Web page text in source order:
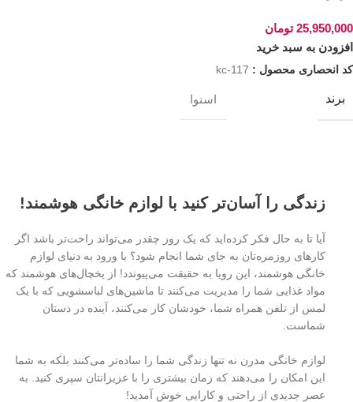
25,950,000 تومان
افزودن به سبد خرید
کد انحصاری محصول : kc-117
برند اسنوا
زندگی را آسان‌تر کنید با لوازم خانگی هوشمند!
آیا تا به حال فکر کرده‌اید که یک روز چقدر می‌تواند راحت‌تر باشد اگر
کارهای روزمره‌تان به جای شما انجام شود؟ با ورود به دنیای لوازم
خانگی هوشمند، این رویا به حقیقت می‌پیوندد! از یخچال‌های هوشمند که
مواد غذایی شما را مدیریت می‌کنند تا ماشین‌های لباسشویی که با یک
لمس از تلفن همراه شما، خودشان کار می‌کنند، آینده در دستان
شماست.
لوازم خانگی مدرن نه تنها زندگی شما را ساده‌تر می‌کنند بلکه به شما
این امکان را می‌دهند که زمان بیشتری را با عزیزانتان سپری کنید. به
عصر جدیدی از راحتی و کارایی خوش آمدید!